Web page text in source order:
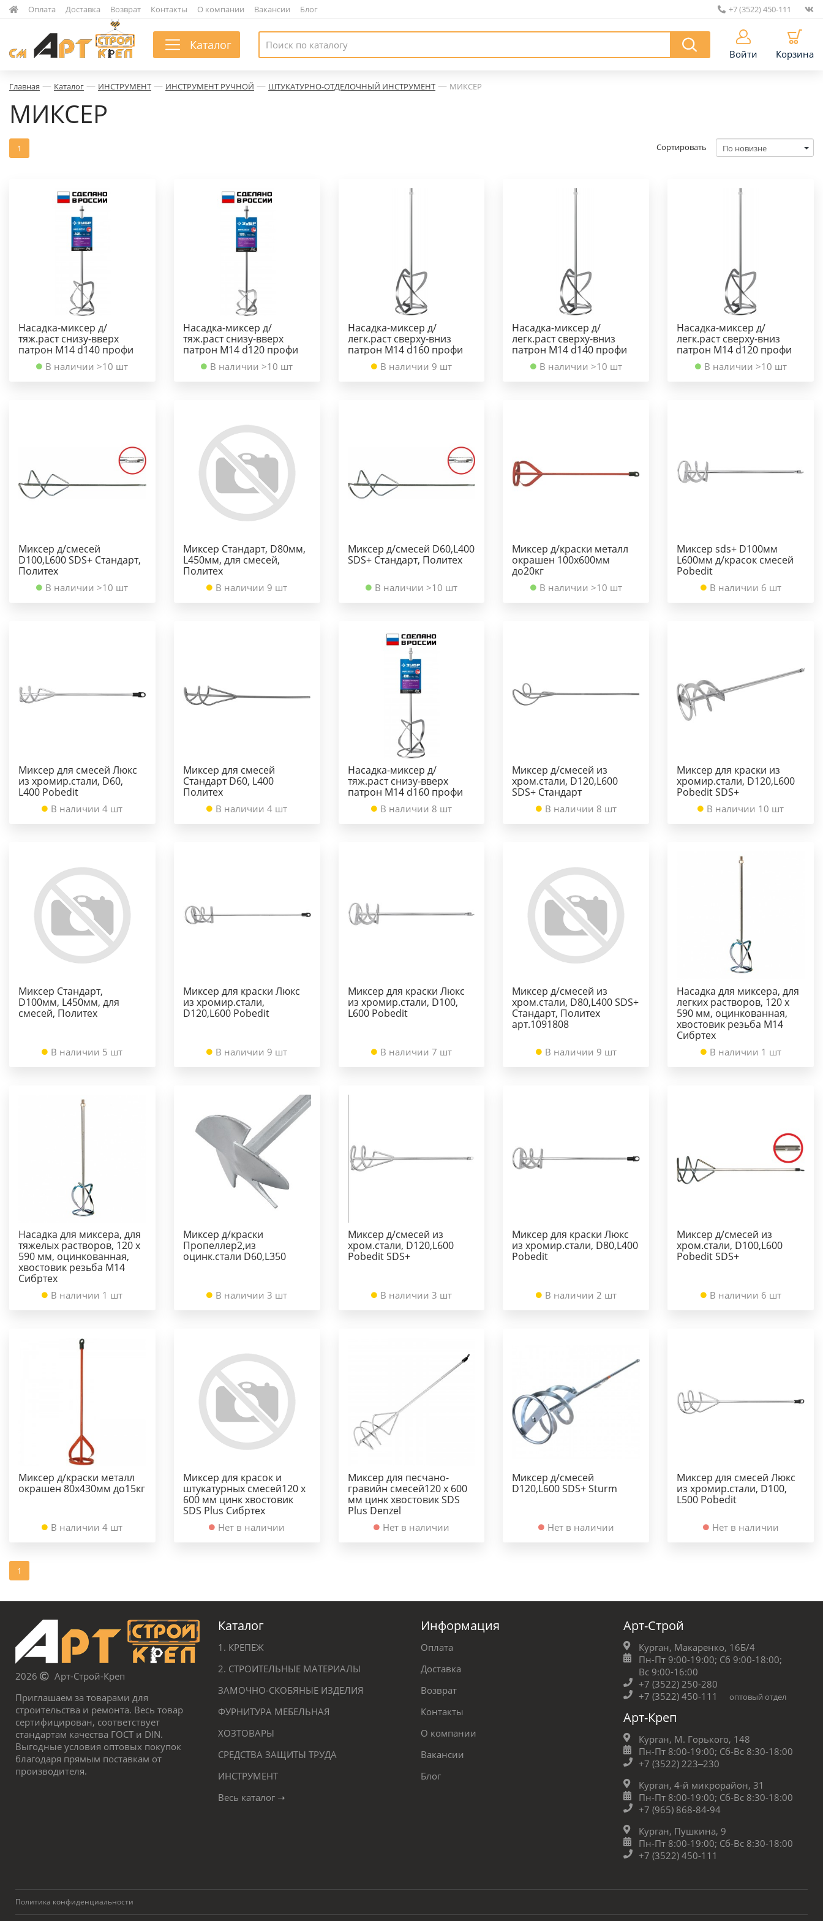
Оплата Доставка Возврат Контакты О компании Вакансии Блог +7 (3522) 450-111
Каталог
Войти Корзина
Главная — Каталог — ИНСТРУМЕНТ — ИНСТРУМЕНТ РУЧНОЙ — ШТУКАТУРНО-ОТДЕЛОЧНЫЙ ИНСТРУМЕНТ — МИКСЕР
МИКСЕР
1 Сортировать
Насадка-миксер д/
тяж.раст снизу-вверх
патрон М14 d140 профи
В наличии >10 шт
Насадка-миксер д/
тяж.раст снизу-вверх
патрон М14 d120 профи
В наличии >10 шт
Насадка-миксер д/
легк.раст сверху-вниз
патрон М14 d160 профи
В наличии 9 шт
Насадка-миксер д/
легк.раст сверху-вниз
патрон М14 d140 профи
В наличии >10 шт
Насадка-миксер д/
легк.раст сверху-вниз
патрон М14 d120 профи
В наличии >10 шт
Миксер д/смесей
D100,L600 SDS+ Стандарт,
Политех
В наличии >10 шт
Миксер Стандарт, D80мм,
L450мм, для смесей,
Политех
В наличии 9 шт
Миксер д/смесей D60,L400
SDS+ Стандарт, Политех
В наличии >10 шт
Миксер д/краски металл
окрашен 100х600мм
до20кг
В наличии >10 шт
Миксер sds+ D100мм
L600мм д/красок смесей
Pobedit
В наличии 6 шт
Миксер для смесей Люкс
из хромир.стали, D60,
L400 Pobedit
В наличии 4 шт
Миксер для смесей
Стандарт D60, L400
Политех
В наличии 4 шт
Насадка-миксер д/
тяж.раст снизу-вверх
патрон М14 d160 профи
В наличии 8 шт
Миксер д/смесей из
хром.стали, D120,L600
SDS+ Стандарт
В наличии 8 шт
Миксер для краски из
хромир.стали, D120,L600
Pobedit SDS+
В наличии 10 шт
Миксер Стандарт,
D100мм, L450мм, для
смесей, Политех
В наличии 5 шт
Миксер для краски Люкс
из хромир.стали,
D120,L600 Pobedit
В наличии 9 шт
Миксер для краски Люкс
из хромир.стали, D100,
L600 Pobedit
В наличии 7 шт
Миксер д/смесей из
хром.стали, D80,L400 SDS+
Стандарт, Политех
арт.1091808
В наличии 9 шт
Насадка для миксера, для
легких растворов, 120 х
590 мм, оцинкованная,
хвостовик резьба М14
Сибртех
В наличии 1 шт
Насадка для миксера, для
тяжелых растворов, 120 х
590 мм, оцинкованная,
хвостовик резьба М14
Сибртех
В наличии 1 шт
Миксер д/краски
Пропеллер2,из
оцинк.стали D60,L350
В наличии 3 шт
Миксер д/смесей из
хром.стали, D120,L600
Pobedit SDS+
В наличии 3 шт
Миксер для краски Люкс
из хромир.стали, D80,L400
Pobedit
В наличии 2 шт
Миксер д/смесей из
хром.стали, D100,L600
Pobedit SDS+
В наличии 6 шт
Миксер д/краски металл
окрашен 80х430мм до15кг
В наличии 4 шт
Миксер для красок и
штукатурных смесей120 х
600 мм цинк хвостовик
SDS Plus Сибртех
Нет в наличии
Миксер для песчано-
гравийн смесей120 х 600
мм цинк хвостовик SDS
Plus Denzel
Нет в наличии
Миксер д/смесей
D120,L600 SDS+ Sturm
Нет в наличии
Миксер для смесей Люкс
из хромир.стали, D100,
L500 Pobedit
Нет в наличии
1
2026
Арт-Строй-Креп
Приглашаем за товарами для
строительства и ремонта. Весь товар
сертифицирован, соответствует
стандартам качества ГОСТ и DIN.
Выгодные условия оптовых покупок
благодаря прямым поставкам от
производителя.
Каталог
1. КРЕПЕЖ
2. СТРОИТЕЛЬНЫЕ МАТЕРИАЛЫ
ЗАМОЧНО-СКОБЯНЫЕ ИЗДЕЛИЯ
ФУРНИТУРА МЕБЕЛЬНАЯ
ХОЗТОВАРЫ
СРЕДСТВА ЗАЩИТЫ ТРУДА
ИНСТРУМЕНТ
Весь каталог ➝
Информация
Оплата
Доставка
Возврат
Контакты
О компании
Вакансии
Блог
Арт-Строй
Курган, Макаренко, 16Б/4
Пн-Пт 9:00-19:00; Сб 9:00-18:00;
Вс 9:00-16:00
+7 (3522) 250-280
+7 (3522) 450-111
оптовый отдел
Арт-Креп
Курган, М. Горького, 148
Пн-Пт 8:00-19:00; Сб-Вс 8:30-18:00
+7 (3522) 223‒230
Курган, 4-й микрорайон, 31
Пн-Пт 8:00-19:00; Сб-Вс 8:30-18:00
+7 (965) 868-84-94
Курган, Пушкина, 9
Пн-Пт 8:00-19:00; Сб-Вс 8:30-18:00
+7 (3522) 450-111
Политика конфиденциальности